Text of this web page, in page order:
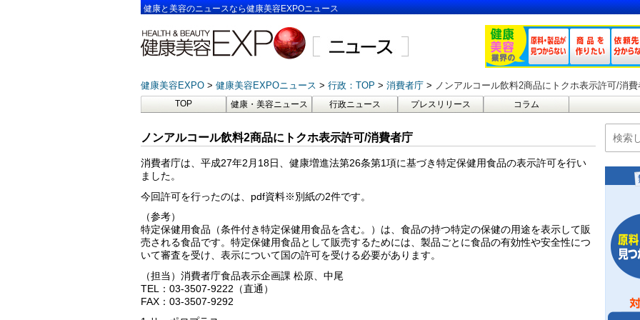
健康と美容のニュースなら健康美容EXPOニュース
健康美容EXPO 健康美容EXPOニュース 行政：TOP 消費者庁 ノンアルコール飲料2商品にトクホ表示許可/消費
TOP 健康・美容ニュース 行政ニュース プレスリリース コラム
ノンアルコール飲料2商品にトクホ表示許可/消費者庁
消費者庁は、平成27年2月18日、健康増進法第26条第1項に基づき特定保健用食品の表示許可を行い
ました。
今回許可を行ったのは、pdf資料※別紙の2件です。
（参考）
特定保健用食品（条件付き特定保健用食品を含む。）は、食品の持つ特定の保健の用途を表示して販
売される食品です。特定保健用食品として販売するためには、製品ごとに食品の有効性や安全性につ
いて審査を受け、表示について国の許可を受ける必要があります。
（担当）消費者庁食品表示企画課 松原、中尾
TEL：03-3507-9222（直通）
FAX：03-3507-9292